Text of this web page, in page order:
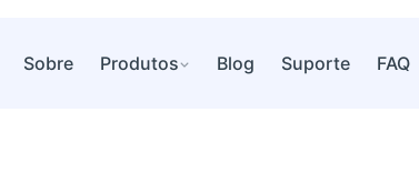
Sobre Produtos Blog Suporte FAQ